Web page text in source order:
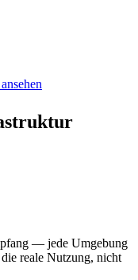
— jede Umgebung
reale Nutzung, nicht